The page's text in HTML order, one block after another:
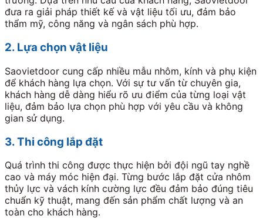
đưa ra giải pháp thiết kế và vật liệu tối ưu, đảm bảo
thẩm mỹ, công năng và ngân sách phù hợp.
2. Lựa chọn vật liệu
Saovietdoor cung cấp nhiều mẫu nhôm, kính và phụ kiện
để khách hàng lựa chọn. Với sự tư vấn từ chuyên gia,
khách hàng dễ dàng hiểu rõ ưu điểm của từng loại vật
liệu, đảm bảo lựa chọn phù hợp với yêu cầu và không
gian sử dụng.
3. Thi công lắp đặt
Quá trình thi công được thực hiện bởi đội ngũ tay nghề
cao và máy móc hiện đại. Từng bước lắp đặt cửa nhôm
thủy lực và vách kính cường lực đều đảm bảo đúng tiêu
chuẩn kỹ thuật, mang đến sản phẩm chất lượng và an
toàn cho khách hàng.